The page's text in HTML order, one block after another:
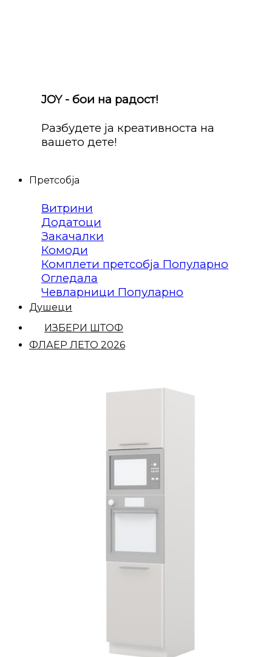
JOY - бои на радост!
Разбудете ја креативноста на
вашето дете!
Претсобја
Витрини
Додатоци
Закачалки
Комоди
Комплети претсобја
Огледала
Чевларници
Душеци
ИЗБЕРИ ШТОФ
ФЛАЕР ЛЕТО 2026